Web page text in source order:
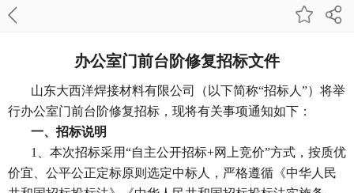
办公室门前台阶修复招标文件
山东大西洋焊接材料有限公司 （以下简称“招标人”）将举
行办公室门前台阶修复招标，现将有关事项通知如下：
一、招标说明
1、本次招标采用“自主公开招标+网上竞价”方式，按质优
价宜、公平公正定标原则选定中标人，严格遵循《中华人民